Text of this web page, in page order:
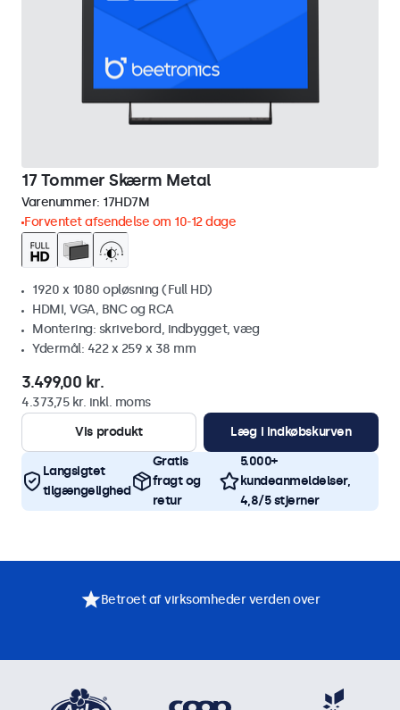
17 Tommer Skærm Metal
Varenummer: 17HD7M
Forventet afsendelse om 10-12 dage
1920 x 1080 opløsning (Full HD)
HDMI, VGA, BNC og RCA
Montering: skrivebord, indbygget, væg
Ydermål: 422 x 259 x 38 mm
3.499,00 kr.
4.373,75 kr. inkl. moms
Vis produkt
Læg i indkøbskurven
Langsigtet
tilgængelighed
Gratis
fragt og
retur
5.000+
kundeanmeldelser,
4,8/5 stjerner
Betroet af virksomheder verden over